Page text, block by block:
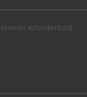
(immer erforderlich)